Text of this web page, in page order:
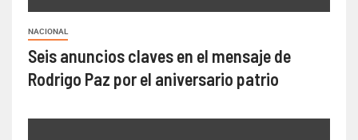
NACIONAL
Seis anuncios claves en el mensaje de
Rodrigo Paz por el aniversario patrio